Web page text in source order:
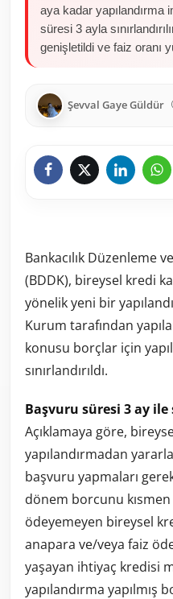
aya kadar yapılandırma
süresi 3 ayla
genişletildi ve faiz oranı
Şevval Gaye Güldür
Bankacılık Düzenleme
(BDDK), bireysel kredi
yönelik yeni bir
Kurum tarafından
konusu borçlar için
sınırlandırıldı.
Başvuru süresi 3 ay ile
Açıklamaya göre,
yapılandırmadan
başvuru yapmaları
dönem borcunu
ödeyemeyen bireysel
anapara ve/veya faiz
yaşayan ihtiyaç kredisi
yapılandırma yapılmış